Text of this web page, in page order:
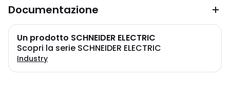
Documentazione
Un prodotto SCHNEIDER ELECTRIC
Scopri la serie SCHNEIDER ELECTRIC
Industry